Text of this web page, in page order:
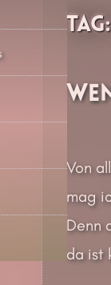
Tag:
Von
mag
Denn
da ist